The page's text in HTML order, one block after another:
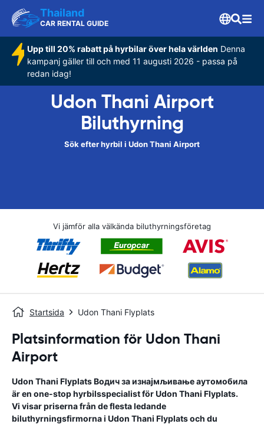
Thailand
CAR RENTAL GUIDE
Upp till 20% rabatt på hyrbilar över hela världen Denna
kampanj gäller till och med 11 augusti 2026 - passa på
redan idag!
Udon Thani Airport
Biluthyrning
Sök efter hyrbil i Udon Thani Airport
Vi jämför alla välkända biluthyrningsföretag
Startsida Udon Thani Flyplats
Platsinformation för Udon Thani
Airport
Udon Thani FlyplatsВодич за изнајмљивање аутомобила
är en one-stop hyrbilsspecialist förUdon Thani Flyplats.
Vi visar priserna från de flesta ledande
biluthyrningsfirmorna i Udon Thani Flyplatsoch du